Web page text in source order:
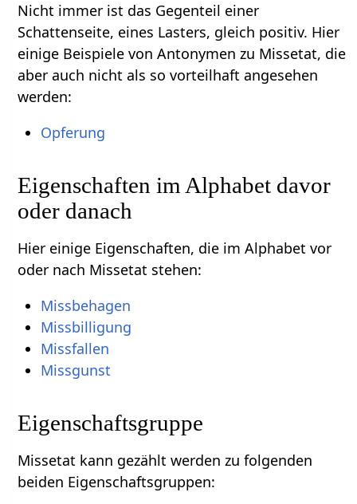
Nicht immer ist das Gegenteil einer
Schattenseite, eines Lasters, gleich positiv. Hier
einige Beispiele von Antonymen zu Missetat, die
aber auch nicht als so vorteilhaft angesehen
werden:
Opferung
Eigenschaften im Alphabet davor
oder danach
Hier einige Eigenschaften, die im Alphabet vor
oder nach Missetat stehen:
Missbehagen
Missbilligung
Missfallen
Missgunst
Eigenschaftsgruppe
Missetat kann gezählt werden zu folgenden
beiden Eigenschaftsgruppen: